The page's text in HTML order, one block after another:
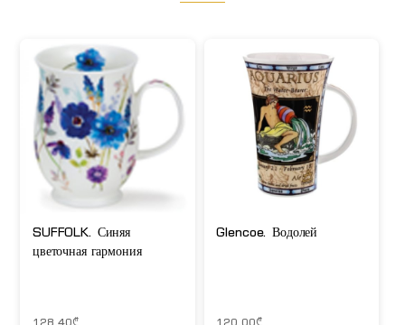
SUFFOLK. Синяя
цветочная гармония
128,40₾
Glencoe. Водолей
120,00₾